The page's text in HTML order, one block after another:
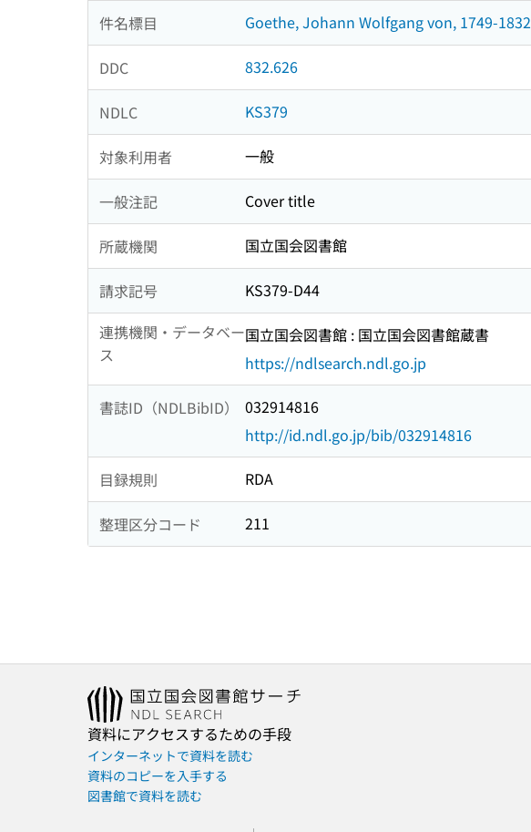
件名標目 Goethe, Johann Wolfgang von, 1749-1832
DDC 832.626
NDLC KS379
対象利用者 一般
一般注記 Cover title
所蔵機関 国立国会図書館
請求記号
KS379-D44
連携機関・データベー
ス
国立国会図書館 : 国立国会図書館蔵書
https://ndlsearch.ndl.go.jp
書誌ID（NDLBibID）
032914816
http://id.ndl.go.jp/bib/032914816
目録規則 RDA
整理区分コード 211
資料にアクセスするための手段
インターネットで資料を読む
資料のコピーを入手する
図書館で資料を読む